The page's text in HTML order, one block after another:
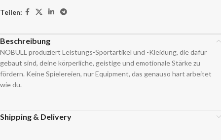
Teilen:
Beschreibung
NOBULL produziert Leistungs-Sportartikel und -Kleidung, die dafür
gebaut sind, deine körperliche, geistige und emotionale Stärke zu
fördern. Keine Spielereien, nur Equipment, das genauso hart arbeitet
wie du.
Shipping & Delivery